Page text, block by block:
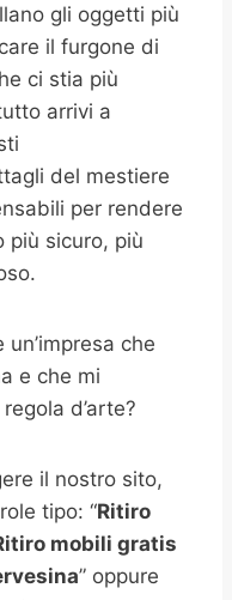
gli oggetti più
il furgone di
ci stia più
arrivi a
del mestiere
per rendere
più sicuro, più
che
e che mi
d’arte?
il nostro sito,
tipo: “Ritiro
mobili gratis
” oppure